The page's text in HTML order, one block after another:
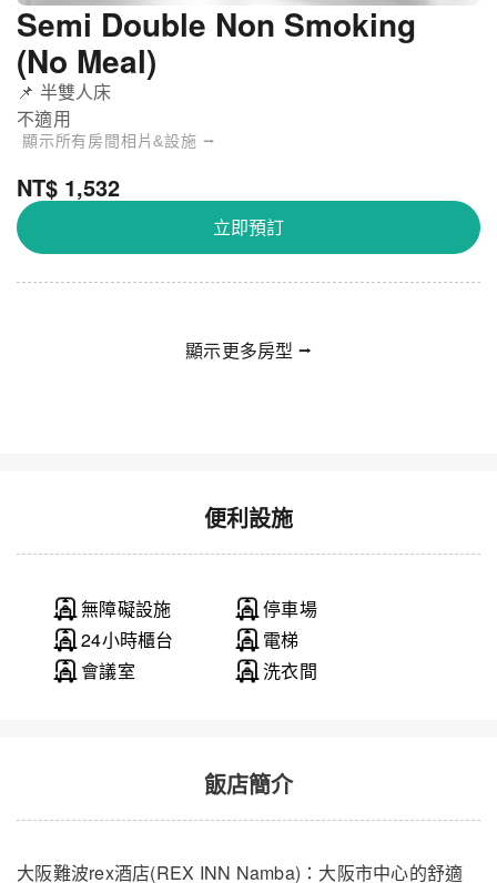
Semi Double Non Smoking
(No Meal)
📌 半雙人床
不適用
顯示所有房間相片&設施 ⭢
NT$ 1,532
立即預訂
顯示更多房型 ⭢
便利設施
無障礙設施
停車場
24小時櫃台
電梯
會議室
洗衣間
飯店簡介
大阪難波rex酒店(REX INN Namba)：大阪市中心的舒適